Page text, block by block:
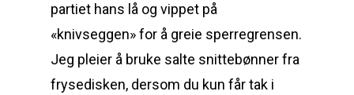
partiet hans lå og vippet på
«knivseggen» for å greie sperregrensen.
Jeg pleier å bruke salte snittebønner fra
frysedisken, dersom du kun får tak i